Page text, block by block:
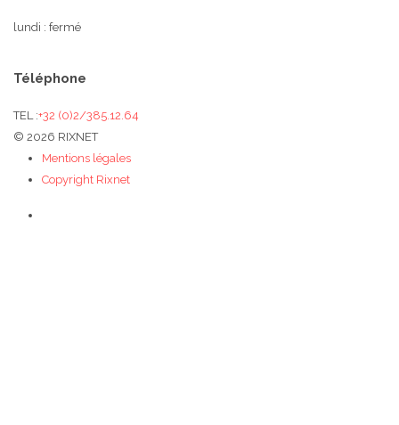
lundi : fermé
Téléphone
TEL :+32 (0)2/385.12.64
© 2026 RIXNET
Mentions légales
Copyright Rixnet